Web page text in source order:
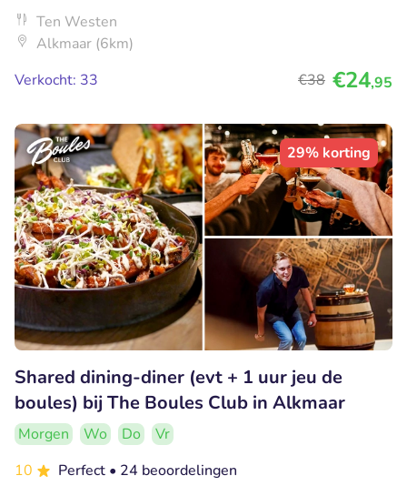
Ten Westen
Alkmaar (6km)
Verkocht: 33
€38 €24,95
29% korting
Shared dining-diner (evt + 1 uur jeu de
boules) bij The Boules Club in Alkmaar
Morgen Wo Do
Vr
10
Perfect • 24 beoordelingen